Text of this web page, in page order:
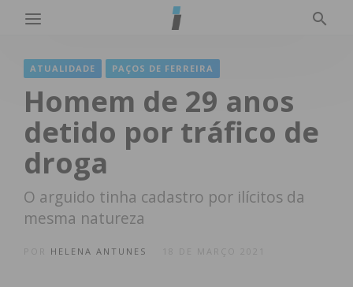
ATUALIDADE PAÇOS DE FERREIRA
Homem de 29 anos
detido por tráfico de
droga
O arguido tinha cadastro por ilícitos da
mesma natureza
HELENA ANTUNES 18 DE MARÇO 2021